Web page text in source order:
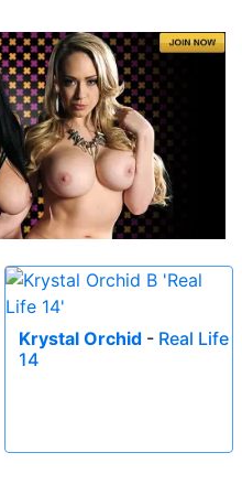
Krystal Orchid - Real Life
14